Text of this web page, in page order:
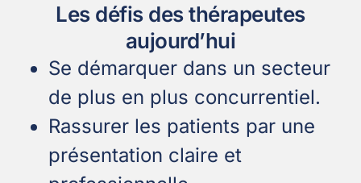
Les défis des thérapeutes
aujourd’hui
Se démarquer dans un secteur
de plus en plus concurrentiel.
Rassurer les patients par une
présentation claire et